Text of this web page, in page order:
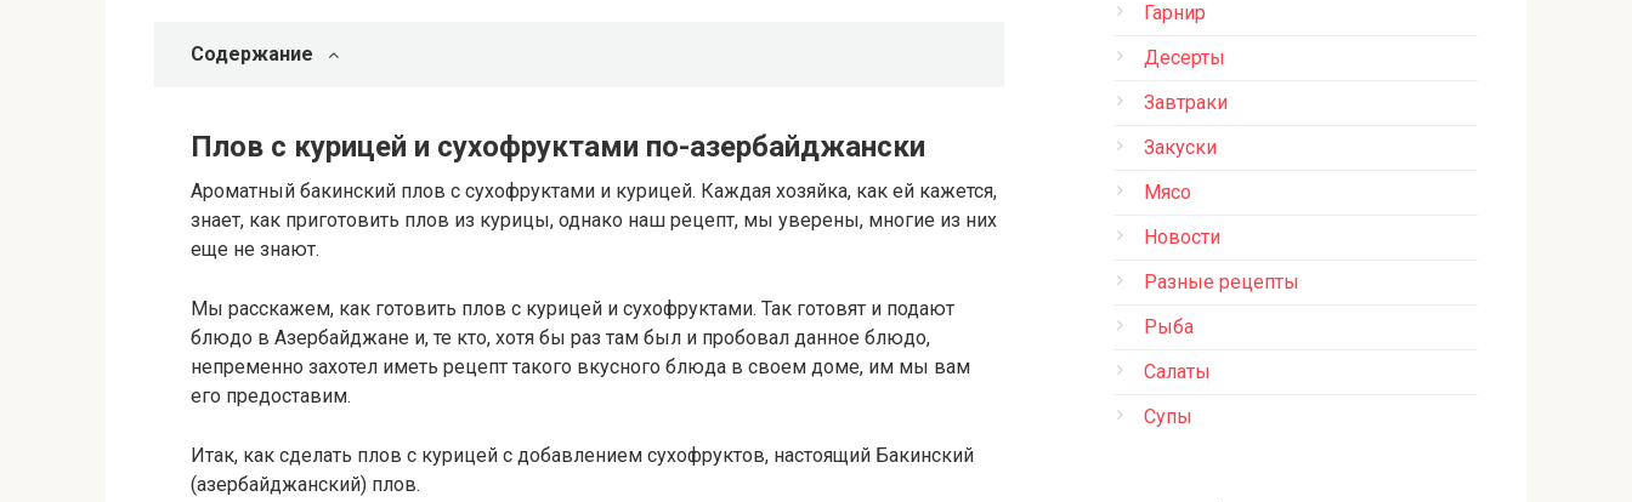
Содержание
Плов с курицей и сухофруктами по-азербайджански
Ароматный бакинский плов с сухофруктами и курицей. Каждая хозяйка, как ей кажется,
знает, как приготовить плов из курицы, однако наш рецепт, мы уверены, многие из них
еще не знают.
Мы расскажем, как готовить плов с курицей и сухофруктами. Так готовят и подают
блюдо в Азербайджане и, те кто, хотя бы раз там был и пробовал данное блюдо,
непременно захотел иметь рецепт такого вкусного блюда в своем доме, им мы вам
его предоставим.
Итак, как сделать плов с курицей с добавлением сухофруктов, настоящий Бакинский
(азербайджанский) плов.
Гарнир
Десерты
Завтраки
Закуски
Мясо
Новости
Разные рецепты
Рыба
Салаты
Супы